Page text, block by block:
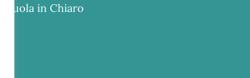
Scuola in Chiaro